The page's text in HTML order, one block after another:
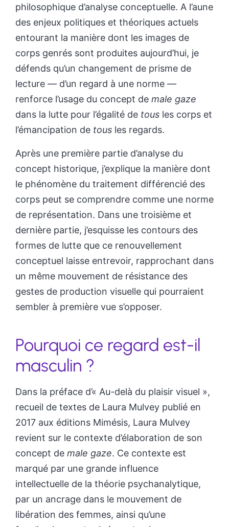
philosophique d’analyse conceptuelle. A l’aune
des enjeux politiques et théoriques actuels
entourant la manière dont les images de
corps genrés sont produites aujourd’hui, je
défends qu’un changement de prisme de
lecture — d’un regard à une norme —
renforce l’usage du concept de male gaze
dans la lutte pour l’égalité de tous les corps et
l’émancipation de tous les regards.
Après une première partie d’analyse du
concept historique, j’explique la manière dont
le phénomène du traitement différencié des
corps peut se comprendre comme une norme
de représentation. Dans une troisième et
dernière partie, j’esquisse les contours des
formes de lutte que ce renouvellement
conceptuel laisse entrevoir, rapprochant dans
un même mouvement de résistance des
gestes de production visuelle qui pourraient
sembler à première vue s’opposer.
Pourquoi ce regard est-il
masculin ?
Dans la préface d’« Au-delà du plaisir visuel »,
recueil de textes de Laura Mulvey publié en
2017 aux éditions Mimésis, Laura Mulvey
revient sur le contexte d’élaboration de son
concept de male gaze. Ce contexte est
marqué par une grande influence
intellectuelle de la théorie psychanalytique,
par un ancrage dans le mouvement de
libération des femmes, ainsi qu’une